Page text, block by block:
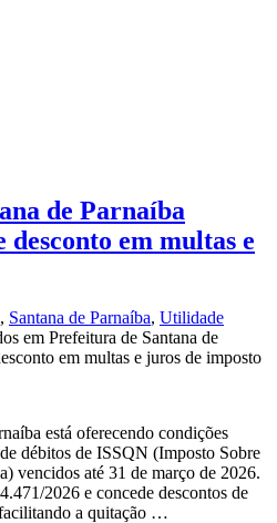
de Parnaíba
desconto em multas e
, Santana de Parnaíba, Utilidade
em Prefeitura de Santana de
em multas e juros de imposto
está oferecendo condições
débitos de ISSQN (Imposto Sobre
vencidos até 31 de março de 2026.
2026 e concede descontos de
a quitação …